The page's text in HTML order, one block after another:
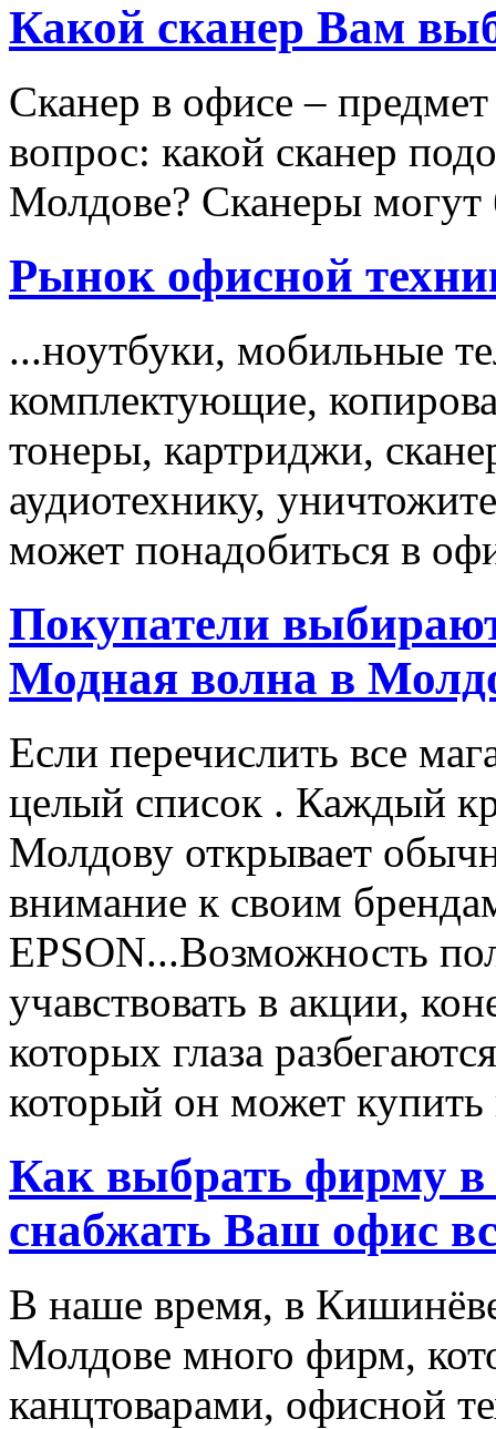
Какой сканер Вам
Сканер в офисе –
вопрос: какой сканер
Молдове? Сканеры могут
Рынок офисной
...ноутбуки, мобильные
комплектующие,
тонеры, картриджи,
аудиотехнику,
может понадобиться в
Покупатели
Модная волна в
Если перечислить все
целый список . Каждый
Молдову открывает
внимание к своим
EPSON...Возможность
учавствовать в акции,
которых глаза
который он может купить
Как выбрать фирму в
снабжать Ваш офис
В наше время, в
Молдове много фирм,
канцтоварами, офисной